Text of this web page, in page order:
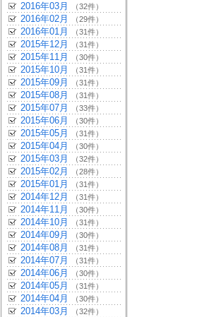
2016年03月 （32件）
2016年02月 （29件）
2016年01月 （31件）
2015年12月 （31件）
2015年11月 （30件）
2015年10月 （31件）
2015年09月 （31件）
2015年08月 （31件）
2015年07月 （33件）
2015年06月 （30件）
2015年05月 （31件）
2015年04月 （30件）
2015年03月 （32件）
2015年02月 （28件）
2015年01月 （31件）
2014年12月 （31件）
2014年11月 （30件）
2014年10月 （31件）
2014年09月 （30件）
2014年08月 （31件）
2014年07月 （31件）
2014年06月 （30件）
2014年05月 （31件）
2014年04月 （30件）
2014年03月 （32件）